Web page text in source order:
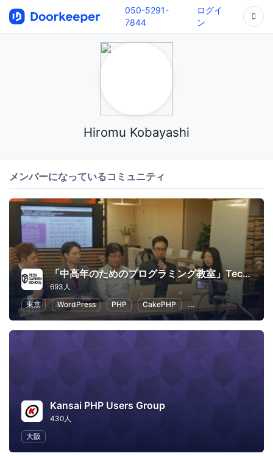
050-5291-
7844
ログイ
ン
Hiromu Kobayashi
メンバーになっているコミュニティ
「中高年のためのプログラミング教室」TechGardenSchool
693人
東京
WordPress PHP CakePHP 初心者向けプログラミ
Kansai PHP Users Group
430人
大阪